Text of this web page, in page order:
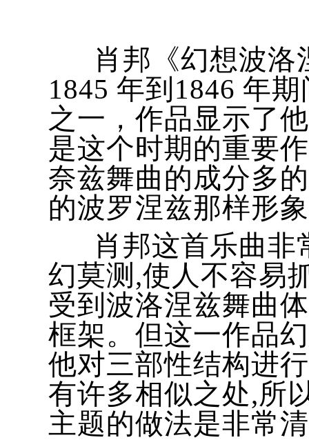
肖邦《幻想波洛
1845 年到1846 年
之一，作品显示了
是这个时期的重要
奈兹舞曲的成分多
的波罗涅兹那样形
肖邦这首乐曲非
幻莫测,使人不容易
受到波洛涅兹舞曲
框架。但这一作品
他对三部性结构进
有许多相似之处,所
主题的做法是非常